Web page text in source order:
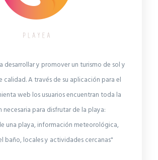
desarrollar y promover un turismo de sol y
calidad. A través de su aplicación para el
web los usuarios encuentran toda la
para disfrutar de la playa:
una playa, información meteorológica,
baño, locales y actividades cercanas"